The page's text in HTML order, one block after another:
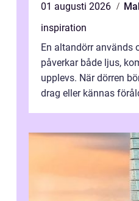
01 augusti 2026
inspiration
En altandörr används
påverkar både ljus,
upplevs. När dörren
drag eller kännas